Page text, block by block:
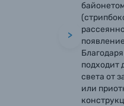
>
подходит
света от
или